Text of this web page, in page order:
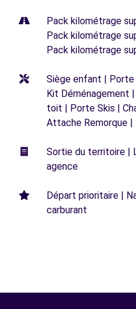
Pack kilométrage
Pack kilométrage
Pack kilométrage
Siège enfant | Porte
Kit Déménagement
toit | Porte Skis |
Attache Remorque |
Sortie du territoire |
agence
Départ prioritaire |
carburant